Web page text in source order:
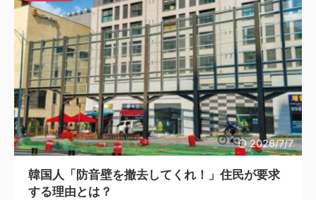
2026/7/7
韓国人「防音壁を撤去してくれ！」住民が要求
する理由とは？